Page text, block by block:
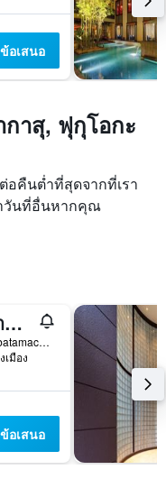
อเสนอ
าสุ, ฟุกุโอกะ
อคืนต่ำที่สุดจากที่เรา
วันที่อื่นหากคุณ
ฟุกุโอกะ ฮานะ โฮสเทล
4-213 Kamikawabatamachi, ฟุกุโอกะ, ญี่ปุ่น
เมือง
อเสนอ